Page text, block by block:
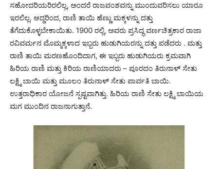
ಸಹೋದರಿಯರಿರಲಿಲ್ಲ, ಅಂದರೆ ರಾಜವಂಶವನ್ನು ಮುಂದುವರಿಸಲು ಯಾರೂ
ಇರಲಿಲ್ಲ. ಆದ್ದರಿಂದ, ರಾಣಿ ತಾಯಿ ಹೆಣ್ಣು ಮಕ್ಕಳನ್ನು ದತ್ತು
ತೆಗೆದುಕೊಳ್ಳಬೇಕಾಯಿತು. 1900 ರಲ್ಲಿ, ಅವರು ಪ್ರಸಿದ್ಧ ವರ್ಣಚಿತ್ರಕಾರ ರಾಜಾ
ರವಿವರ್ಮನ ಮೊಮ್ಮಕ್ಕಳಾದ ಇಬ್ಬರು ಹುಡುಗಿಯರನ್ನು ದತ್ತು ಪಡೆದರು . ಮತ್ತು
ರಾಣಿ ತಾಯಿ ಮರಣಹೊಂದಿದಾಗ, ಈ ಇಬ್ಬರು ಹುಡುಗಿಯರು ಕ್ರಮವಾಗಿ
ಹಿರಿಯ ರಾಣಿ ಮತ್ತು ಕಿರಿಯ ರಾಣಿಯಾದರು – ಪೂರದಂ ತಿರುನಾಳ್ ಸೇತು
ಲಕ್ಷ್ಮಿ ಬಾಯಿ ಮತ್ತು ಮೂಲಂ ತಿರುನಾಳ್ ಸೇತು ಪಾರ್ವತಿ ಬಾಯಿ.
ಉತ್ತರಾಧಿಕಾರ ಯೋಜನೆ ಸ್ಪಷ್ಟವಾಗಿತ್ತು. ಹಿರಿಯ ರಾಣಿ ಸೇತು ಲಕ್ಷ್ಮಿ ಬಾಯಿಯ
ಮಗ ಮುಂದಿನ ರಾಜನಾಗುತ್ತಾನೆ.